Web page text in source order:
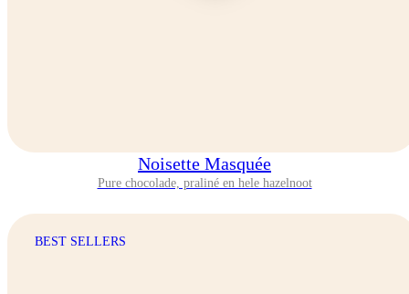
Noisette Masquée
Pure chocolade, praliné en hele hazelnoot
BEST SELLERS